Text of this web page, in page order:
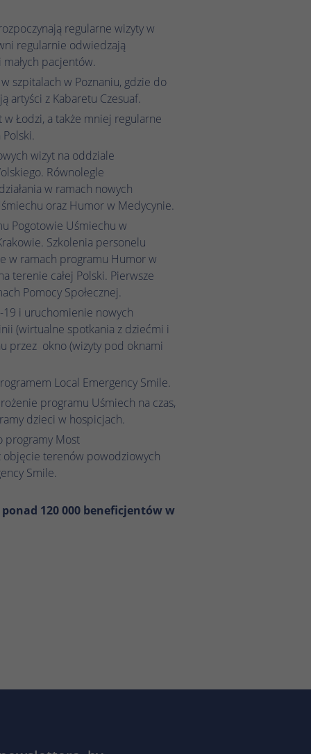
regularne wizyty w
regularnie odwiedzają
pacjentów.
szpitalach w Poznaniu, gdzie do
artyści z Kabaretu Czesuaf.
Łodzi, a także mniej regularne
wizyt na oddziale
Równolegle
w ramach nowych
oraz Humor w Medycynie.
Pogotowie Uśmiechu w
Szkolenia personelu
w ramach programu Humor w
terenie całej Polski. Pierwsze
Pomocy Społecznej.
i uruchomienie nowych
(wirtualne spotkania z dziećmi i
przez okno (wizyty pod oknami
Local Emergency Smile.
programu Uśmiech na czas,
dzieci w hospicjach.
programy Most
terenów powodziowych
Smile.
120 000 beneficjentów w